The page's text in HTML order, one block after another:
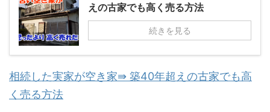
えの古家でも高く売る方法
続きを見る
相続した実家が空き家⇛ 築40年超えの古家でも高
く売る方法